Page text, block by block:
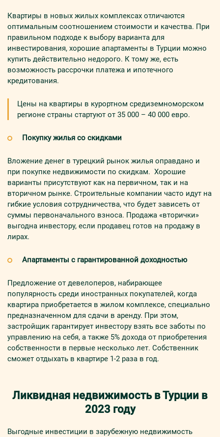
Квартиры в новых жилых комплексах отличаются
оптимальным соотношением стоимости и качества. При
правильном подходе к выбору варианта для
инвестирования, хорошие апартаменты в Турции можно
купить действительно недорого. К тому же, есть
возможность рассрочки платежа и ипотечного
кредитования.
Цены на квартиры в курортном средиземноморском
регионе страны стартуют от 35 000 – 40 000 евро.
Покупку жилья со скидками
Вложение денег в турецкий рынок жилья оправдано и
при покупке недвижимости по скидкам. Хорошие
варианты присутствуют как на первичном, так и на
вторичном рынке. Строительные компании часто идут на
гибкие условия сотрудничества, что будет зависеть от
суммы первоначального взноса. Продажа «вторички»
выгодна инвестору, если продавец готов на продажу в
лирах.
Апартаменты с гарантированной доходностью
Предложение от девелоперов, набирающее
популярность среди иностранных покупателей, когда
квартира приобретается в жилом комплексе, специально
предназначенном для сдачи в аренду. При этом,
застройщик гарантирует инвестору взять все заботы по
управлению на себя, а также 5% дохода от приобретения
собственности в первые несколько лет. Собственник
сможет отдыхать в квартире 1-2 раза в год.
Ликвидная недвижимость в Турции в
2023 году
Выгодные инвестиции в зарубежную недвижимость